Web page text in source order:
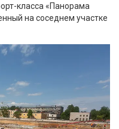
класса «Панорама
на соседнем участке